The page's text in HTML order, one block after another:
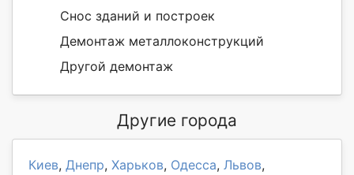
Снос зданий и построек
Демонтаж металлоконструкций
Другой демонтаж
Другие города
Киев, Днепр, Харьков, Одесса, Львов,